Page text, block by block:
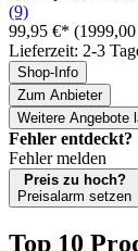
(9)
99,95 €*
Lieferzeit: 2-3
Shop-Info
Zum Anbieter
Weitere Angebote
Fehler entdeckt?
Fehler melden
Preis zu hoch?
Preisalarm setzen
Top 10